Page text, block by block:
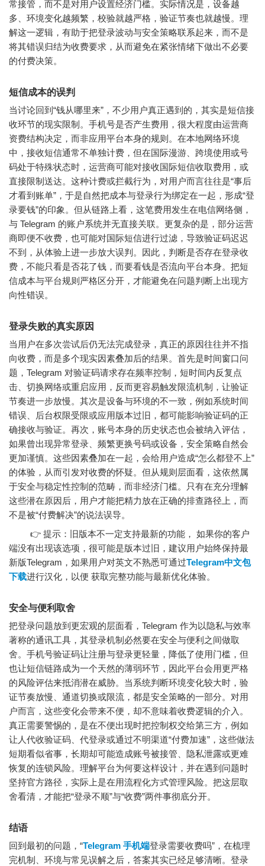
常接管，而不是对用户设置经济门槛。实际情况是，设备越
多、环境变化越频繁，校验就越严格，验证节奏也就越慢。理
解这一逻辑，有助于把登录波动与安全策略联系起来，而不是
将其错误归结为收费要求，从而避免在紧张情绪下做出不必要
的付费决策。
短信成本的误判
当讨论回到“钱从哪里来”，不少用户真正遇到的，其实是短信接
收环节的现实限制。手机号是否产生费用，很大程度由运营商
资费结构决定，而非应用平台本身的规则。在本地网络环境
中，接收短信通常不单独计费，但在国际漫游、跨境使用或号
码处于特殊状态时，运营商可能对接收国际短信收取费用，或
直接限制送达。这种计费或拦截行为，对用户而言往往是“事后
才看到账单”，于是自然把成本与登录行为绑定在一起，形成“登
录要钱”的印象。但从链路上看，这笔费用发生在电信网络侧，
与 Telegram 的账户系统并无直接关联。更复杂的是，部分运营
商即便不收费，也可能对国际短信进行过滤，导致验证码迟迟
不到，从体验上进一步放大误判。因此，判断是否存在登录收
费，不能只看是否花了钱，而要看钱是否流向平台本身。把短
信成本与平台规则严格区分开，才能避免在问题判断上出现方
向性错误。
登录失败的真实原因
当用户在多次尝试后仍无法完成登录，真正的原因往往并不指
向收费，而是多个现实因素叠加后的结果。首先是时间窗口问
题，Telegram 对验证码请求存在频率控制，短时间内反复点
击、切换网络或重启应用，反而更容易触发限流机制，让验证
节奏进一步放慢。其次是设备与环境的不一致，例如系统时间
错误、后台权限受限或应用版本过旧，都可能影响验证码的正
确接收与验证。再次，账号本身的历史状态也会被纳入评估，
如果曾出现异常登录、频繁更换号码或设备，安全策略自然会
更加谨慎。这些因素叠加在一起，会给用户造成“怎么都登不上”
的体验，从而引发对收费的怀疑。但从规则层面看，这依然属
于安全与稳定性控制的范畴，而非经济门槛。只有在充分理解
这些潜在原因后，用户才能把精力放在正确的排查路径上，而
不是被“付费解决”的说法误导。
👉 提示：旧版本不一定支持最新的功能， 如果你的客户
端没有出现该选项，很可能是版本过旧，建议用户始终保持最
新版Telegram，如果用户对英文不熟悉可通过Telegram中文包
下载进行汉化，以便 获取完整功能与最新优化体验。
安全与便利取舍
把登录问题放到更宏观的层面看，Telegram 作为以隐私与效率
著称的通讯工具，其登录机制必然要在安全与便利之间做取
舍。手机号验证码让注册与登录更轻量，降低了使用门槛，但
也让短信链路成为一个天然的薄弱环节，因此平台会用更严格
的风险评估来抵消潜在威胁。当系统判断环境变化较大时，验
证节奏放慢、通道切换或限流，都是安全策略的一部分。对用
户而言，这些变化会带来不便，却不意味着收费逻辑的介入。
真正需要警惕的，是在不便出现时把控制权交给第三方，例如
让人代收验证码、代登录或通过不明渠道“付费加速”，这些做法
短期看似省事，长期却可能造成账号被接管、隐私泄露或更难
恢复的连锁风险。理解平台为何要这样设计，并在遇到问题时
坚持官方路径，实际上是在用流程化方式管理风险。把这层取
舍看清，才能把“登录不顺”与“收费”两件事彻底分开。
结语
回到最初的问题，“Telegram 手机端登录需要收费吗”，在梳理
完机制、环境与常见误解之后，答案其实已经足够清晰。登录